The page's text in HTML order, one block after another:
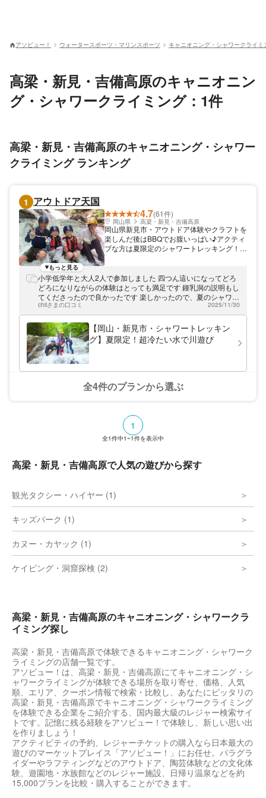
アソビュー！ ウォータースポーツ・マリンスポーツ キャニオニング・シャワークライミ
高梁・新見・吉備高原のキャニオニン
グ・シャワークライミング：1件
高梁・新見・吉備高原のキャニオニング・シャワー
クライミング ランキング
1 アウトドア天国
4.7(61件)
岡山県 高梁・新見・吉備高原
岡山県新見市・アウトドア体験やクラフトを
楽しんだ後はBBQでお腹いっぱい♪アクティ
ブな方は夏限定のシャワートレッキング！春
ます。もっと気軽に楽しみたい方やインドア
派の方にはクラフトが楽しいです♪ 自分だけ
のオリジナルアクセサリーやキーホルダーを
作ってみませんか？DIYアドバイザー資格を
持つスタッフが 分かりやすくサポートする
ので誰でも簡単に作れます。たくさん遊んだ
後は美味しいお食事タイムも♪ ボリューミー
なお肉や新鮮な野菜、アウトドアならではの
りて15分とアクセスも良いので運転疲れの
心配もありません（鉄道は不便なの でご注
意下さい）。そのまま宿泊希望の方は豪華ト
もっと見る
小学低学年と大人2人で参加しました 四つん這いになってどろ
どろになりながらの体験はとっても満足です 鍾乳洞の説明もし
てくださったので良かったです 楽しかったので、夏のシャワー
クライミングも是非参加したいなと思いました。
chiiさまの口コミ 2025/11/30
【岡山・新見市・シャワートレッキン
グ】夏限定！超冷たい水で川遊び
全4件のプランから選ぶ
1
全1件中1~1件を表示中
高梁・新見・吉備高原で人気の遊びから探す
観光タクシー・ハイヤー (1)
キッズパーク (1)
カヌー・カヤック (1)
ケイビング・洞窟探検 (2)
高梁・新見・吉備高原のキャニオニング・シャワークラ
イミング探し
高梁・新見・吉備高原で体験できるキャニオニング・シャワーク
ライミングの店舗一覧です。
アソビュー！は、高梁・新見・吉備高原にてキャニオニング・シ
ャワークライミングが体験できる場所を取り寄せ、価格、人気
順、エリア、クーポン情報で検索・比較し、あなたにピッタリの
高梁・新見・吉備高原でキャニオニング・シャワークライミング
を体験できる企業をご紹介する、国内最大級のレジャー検索サイ
トです。記憶に残る経験をアソビュー！で体験し、新しい思い出
を作りましょう！
アクティビティの予約、レジャーチケットの購入なら日本最大の
遊びのマーケットプレイス「アソビュー！」にお任せ。パラグラ
イダーやラフティングなどのアウトドア、陶芸体験などの文化体
験、遊園地・水族館などのレジャー施設、日帰り温泉などを約
15,000プランを比較・購入することができます。